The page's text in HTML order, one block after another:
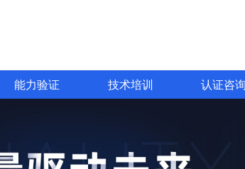
能力验证 技术培训 认证咨询